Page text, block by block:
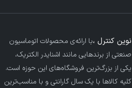
نوین کنترل ،با ارائه‌ی محصولات اتوماسیون
صنعتی از برندهایی مانند اشنایدر الکتریک،
یکی از بزرگ‌ترین فروشگاه‌های این حوزه است.
کلیه کالاها با یک سال گارانتی و با مناسب‌ترین